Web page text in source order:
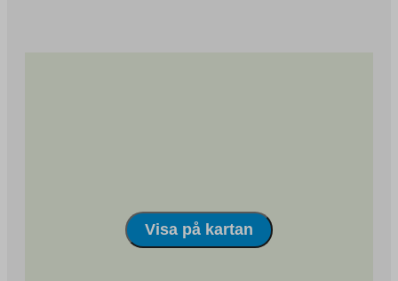
Visa på kartan